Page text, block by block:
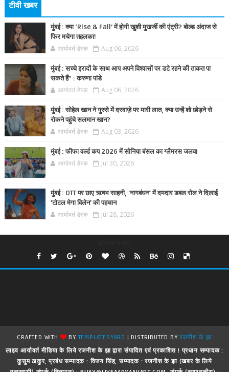
टीवी खबर
मुंबई : क्या ‘Rise & Fall’ में होगी खुशी मुखर्जी की एंट्री? बोल्ड अंदाज से
फिर मचेगा तहलका!
आर्यावर्त डेस्क Aug 06, 2026
मुंबई : सच्चे इरादों के साथ आप अपने विश्वासों पर डटे रहने की ताकत पा
सकते हैं” : करुणा पांडे
आर्यावर्त डेस्क Aug 06, 2026
मुंबई : सोहेल खान ने गुस्से में दरवाज़े पर मारी लात, क्या उन्हें शो छोड़ने से
रोकने पहुंचे सलमान खान?
आर्यावर्त डेस्क Aug 03, 2026
मुंबई : फीफा वर्ल्ड कप 2026 में सोनिया बंसल का ग्लैमरस जलवा
आर्यावर्त डेस्क Jul 30, 2026
मुंबई : OTT पर छाए ऋषभ साहनी, 'नागबंधन' में दमदार डबल रोल ने दिलाई
'टोटल मेगा विलेन' की पहचान
आर्यावर्त डेस्क Jul 28, 2026
CRAFTED WITH BYTEMPLATESYARD | DISTRIBUTED BYरजनीश के झा
लाइव आर्यावर्त मीडिया के लिये रजनीश के झा द्वारा संपादित एवं प्रकाशित ! प्रधान सम्पादक :
कुसुम ठाकुर, प्रबंध सम्पादक : विजय सिंह, सम्पादक : रजनीश के झा (खबर के लिये